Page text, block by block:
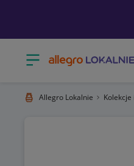
Otwórz menu z kategoriami
Allegro Lokalnie Kolekcje